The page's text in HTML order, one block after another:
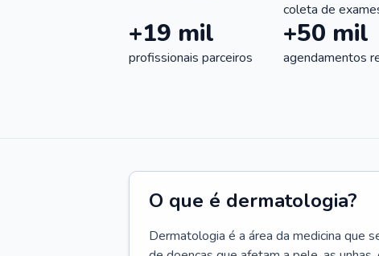
coleta de
+19 mil
profissionais parceiros
+50 mil
agendamentos
O que é dermatologia?
Dermatologia é a área da medicina que